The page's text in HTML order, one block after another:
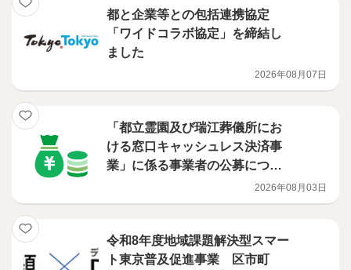
都と企業等との包括連携協定
「ワイドコラボ協定」を締結し
ました
2026年08月07日
「都立霊園及び瑞江葬儀所にお
ける窓口キャッシュレス決済事
業」に係る事業者の公募につい
2026年08月03日
令和8年度地域課題解決型スマー
ト東京普及促進事業 区市町